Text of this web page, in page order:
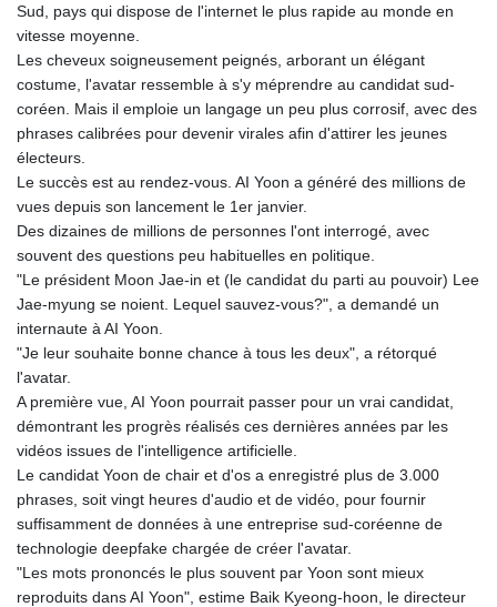
HNL 26.796086
HTG 130.718954
HUF 317.007503
IDR 17911
ILS 3.007702
INR 95.31445
IRR
ISK 123.600857
JEP 0.742819
JOD 0.708969
KES 129.380069
KGS 87.450281
4053.506089
KMF 427.000278
KRW
KWD 0.30967
KYD 0.833171
Sud, pays qui dispose de l'internet le plus rapide au monde en
vitesse moyenne.
Les cheveux soigneusement peignés, arborant un élégant
costume, l'avatar ressemble à s'y méprendre au candidat sud-
coréen. Mais il emploie un langage un peu plus corrosif, avec des
phrases calibrées pour devenir virales afin d'attirer les jeunes
électeurs.
Le succès est au rendez-vous. AI Yoon a généré des millions de
vues depuis son lancement le 1er janvier.
Des dizaines de millions de personnes l'ont interrogé, avec
souvent des questions peu habituelles en politique.
"Le président Moon Jae-in et (le candidat du parti au pouvoir) Lee
Jae-myung se noient. Lequel sauvez-vous?", a demandé un
internaute à AI Yoon.
"Je leur souhaite bonne chance à tous les deux", a rétorqué
l'avatar.
A première vue, AI Yoon pourrait passer pour un vrai candidat,
démontrant les progrès réalisés ces dernières années par les
vidéos issues de l'intelligence artificielle.
Le candidat Yoon de chair et d'os a enregistré plus de 3.000
phrases, soit vingt heures d'audio et de vidéo, pour fournir
suffisamment de données à une entreprise sud-coréenne de
technologie deepfake chargée de créer l'avatar.
"Les mots prononcés le plus souvent par Yoon sont mieux
reproduits dans AI Yoon", estime Baik Kyeong-hoon, le directeur